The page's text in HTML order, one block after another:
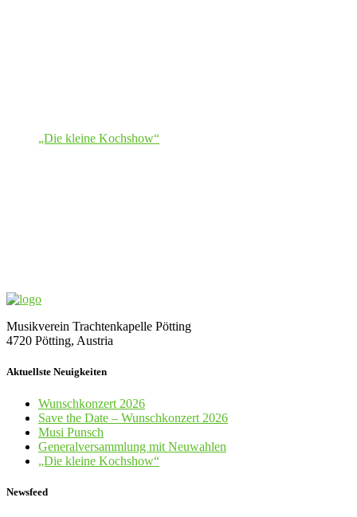
„Die kleine Kochshow“
Musikverein Trachtenkapelle Pötting
4720 Pötting, Austria
Aktuellste Neuigkeiten
Wunschkonzert 2026
Save the Date – Wunschkonzert 2026
Musi Punsch
Generalversammlung mit Neuwahlen
„Die kleine Kochshow“
Newsfeed